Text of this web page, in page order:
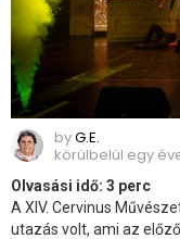
byG.E.
körülbelül egy
Olvasási idő: 3 perc
A XIV. Cervinus
utazás volt, ami az